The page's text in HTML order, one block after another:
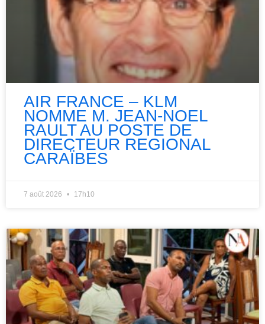
AIR FRANCE – KLM
NOMME M. JEAN-NOEL
RAULT AU POSTE DE
DIRECTEUR REGIONAL
CARAÏBES
7 août 2026 17h10